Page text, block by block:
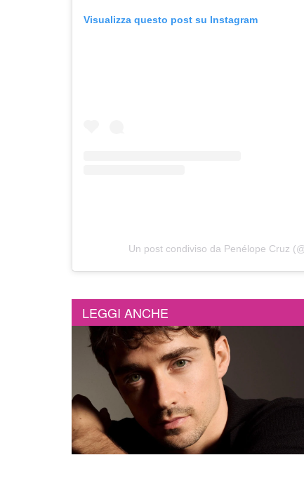
Visualizza questo post su Instagram
Un post condiviso da Penélope Cruz
LEGGI ANCHE